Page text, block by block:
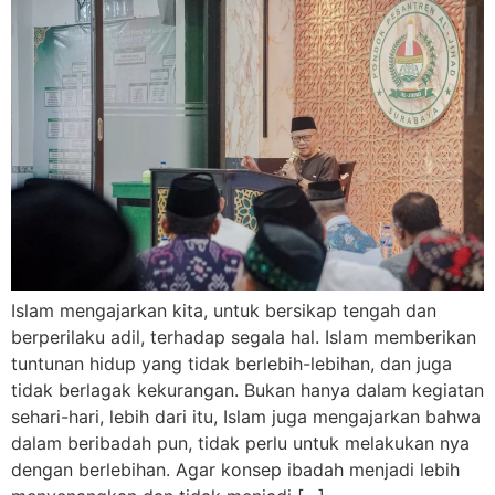
Islam mengajarkan kita, untuk bersikap tengah dan
berperilaku adil, terhadap segala hal. Islam memberikan
tuntunan hidup yang tidak berlebih-lebihan, dan juga
tidak berlagak kekurangan. Bukan hanya dalam kegiatan
sehari-hari, lebih dari itu, Islam juga mengajarkan bahwa
dalam beribadah pun, tidak perlu untuk melakukan nya
dengan berlebihan. Agar konsep ibadah menjadi lebih